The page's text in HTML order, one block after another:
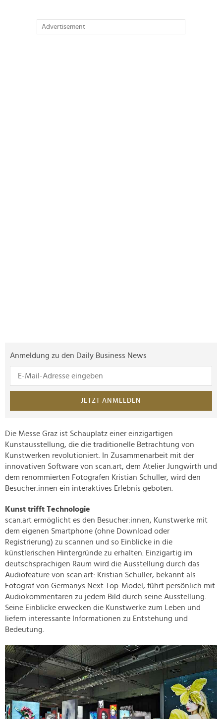
Advertisement
Anmeldung zu den Daily Business News
JETZT ANMELDEN
Die Messe Graz ist Schauplatz einer einzigartigen
Kunstausstellung, die die traditionelle Betrachtung von
Kunstwerken revolutioniert. In Zusammenarbeit mit der
innovativen Software von scan.art, dem Atelier Jungwirth und
dem renommierten Fotografen Kristian Schuller, wird den
Besucher:innen ein interaktives Erlebnis geboten.
Kunst trifft Technologie
scan.art ermöglicht es den Besucher:innen, Kunstwerke mit
dem eigenen Smartphone (ohne Download oder
Registrierung) zu scannen und so Einblicke in die
künstlerischen Hintergründe zu erhalten. Einzigartig im
deutschsprachigen Raum wird die Ausstellung durch das
Audiofeature von scan.art: Kristian Schuller, bekannt als
Fotograf von Germanys Next Top-Model, führt persönlich mit
Audiokommentaren zu jedem Bild durch seine Ausstellung.
Seine Einblicke erwecken die Kunstwerke zum Leben und
liefern interessante Informationen zu Entstehung und
Bedeutung.